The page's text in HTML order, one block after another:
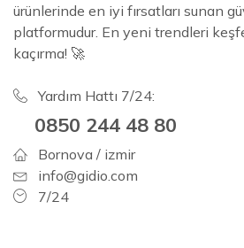
ürünlerinde en iyi fırsatları sunan
platformudur. En yeni trendleri
kaçırma! 🚀
Yardım Hattı 7/24:
0850 244 48 80
Bornova / izmir
info@gidio.com
7/24